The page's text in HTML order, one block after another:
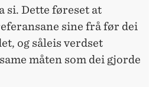
si. Dette føreset at
sine frå før dei
og såleis verdset
måten som dei gjorde